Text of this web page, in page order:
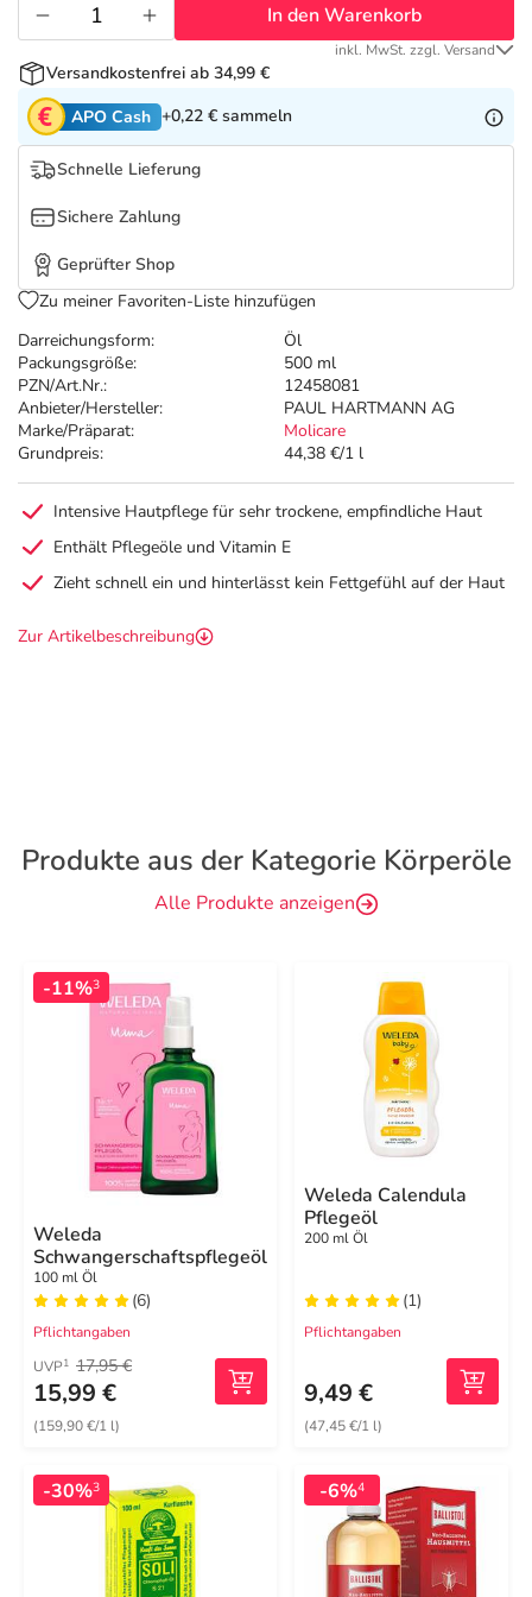
Tierapotheke
Vitamine & Mineralstoffe
Marken
Salus Deals
Darreichungsform:
Öl
Packungsgröße:
500 ml
PZN/Art.Nr.:
12458081
Anbieter/Hersteller:
PAUL HARTMANN AG
Marke/Präparat:
Molicare
Grundpreis:
44,38 €/1 l
In den Warenkorb
inkl. MwSt. zzgl. Versand
Versandkostenfrei ab 34,99 €
APO Cash +0,22 € sammeln
Schnelle Lieferung
Sichere Zahlung
Geprüfter Shop
Zu meiner Favoriten-Liste hinzufügen
Intensive Hautpflege für sehr trockene, empfindliche Haut
Enthält Pflegeöle und Vitamin E
Zieht schnell ein und hinterlässt kein Fettgefühl auf der Haut
Zur Artikelbeschreibung
Produkte aus der Kategorie Körperöle
Alle Produkte anzeigen
-11%3
Weleda
Schwangerschaftspflegeöl
100 ml Öl
(6)
Pflichtangaben
UVP1 17,95 €
15,99 €
(159,90 €/1 l)
Weleda Calendula
Pflegeöl
200 ml Öl
(1)
Pflichtangaben
9,49 €
(47,45 €/1 l)
-30%3 -6%4